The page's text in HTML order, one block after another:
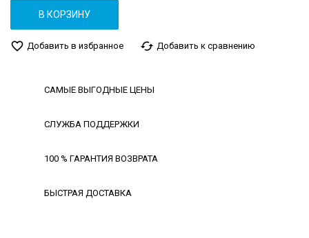
В КОРЗИНУ
favorite_border Добавить в избранное cached Добавить к сравнению
САМЫЕ ВЫГОДНЫЕ ЦЕНЫ
СЛУЖБА ПОДДЕРЖКИ
100 % ГАРАНТИЯ ВОЗВРАТА
БЫСТРАЯ ДОСТАВКА